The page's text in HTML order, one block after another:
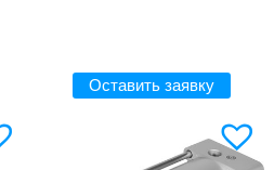
Оставить заявку